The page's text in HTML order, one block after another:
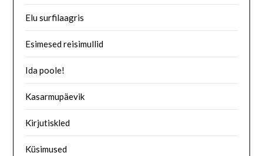
Elu surfilaagris
Esimesed reisimullid
Ida poole!
Kasarmupäevik
Kirjutiskled
Küsimused